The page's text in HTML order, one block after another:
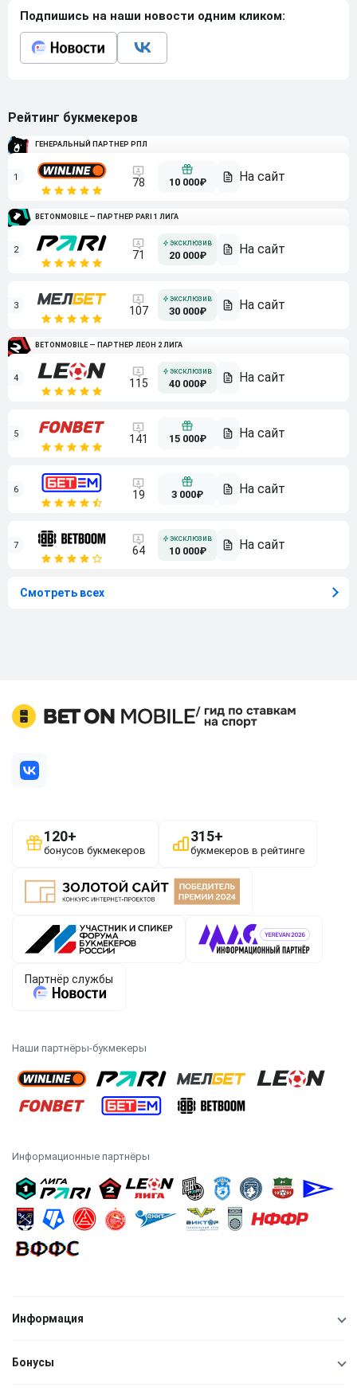
Подпишись на наши новости одним кликом:
Рейтинг букмекеров
ГЕНЕРАЛЬНЫЙ ПАРТНЕР РПЛ
1 78 10 000₽
BETONMOBILE — ПАРТНЕР PARI 1 ЛИГА
2 71 20 000₽
3 107 30 000₽
BETONMOBILE — ПАРТНЕР ЛЕОН 2 ЛИГА
4 115 40 000₽
5 141 15 000₽
6 19 3 000₽
7 64 10 000₽
Смотреть всех
Наши партнёры-букмекеры
Информационные партнёры
Информация
Бонусы